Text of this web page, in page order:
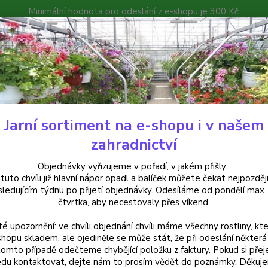
Minimální hodnota pro odeslání z e-shopu je 300 Kč.
můžete čekat nejpozději v následujícím týdnu po přijetí
Poradna Kontakty
Hledat
Africké kopřivy, Coleusy Africká kopřiva-Coleus Down Town- Ruby
kopřiva-Coleus Down
do
Jarní sortiment na e-shopu i v našem
zahradnictví
Objednávky vyřizujeme v pořadí, v jakém přišly...
chvíli již hlavní nápor opadl a balíček můžete čekat
týdnu po přijetí objednávky. Odesíláme od pondělí
čtvrtka, aby necestovaly přes víkend.
upozornění: ve chvíli objednání chvíli máme všechny rostliny,
skladem, ale ojediněle se může stát, že při odeslání některá
případě odečteme chybějící položku z faktury. Pokud si
kontaktovat, dejte nám to prosím vědět do poznámky.